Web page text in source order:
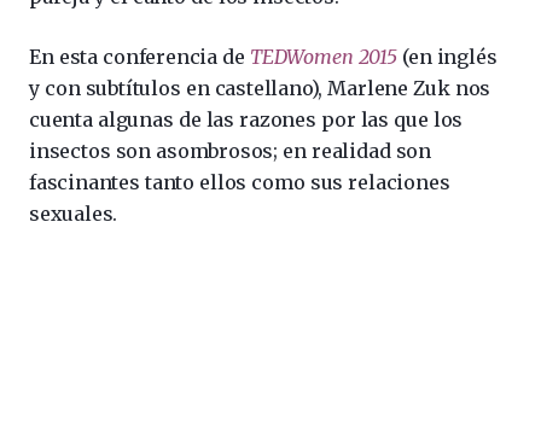
En esta conferencia de TEDWomen 2015(en inglés
y con subtítulos en castellano), Marlene Zuk nos
cuenta algunas de las razones por las que los
insectos son asombrosos; en realidad son
fascinantes tanto ellos como sus relaciones
sexuales.